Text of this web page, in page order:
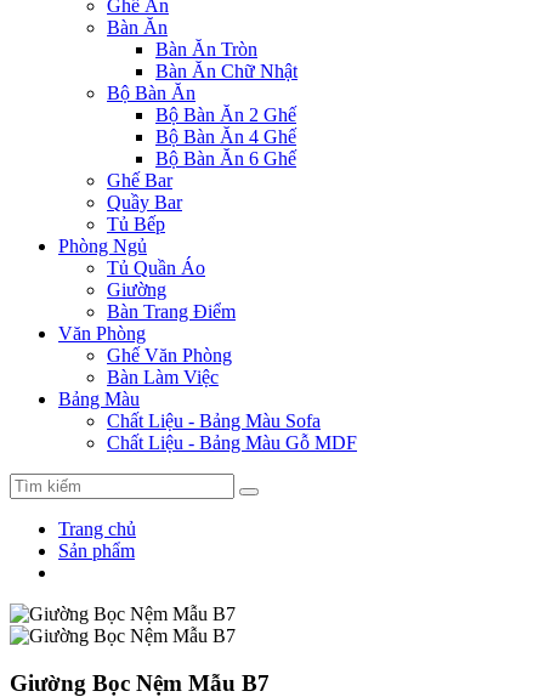
Ghế Ăn
Bàn Ăn
Bàn Ăn Tròn
Bàn Ăn Chữ Nhật
Bộ Bàn Ăn
Bộ Bàn Ăn 2 Ghế
Bộ Bàn Ăn 4 Ghế
Bộ Bàn Ăn 6 Ghế
Ghế Bar
Quầy Bar
Tủ Bếp
Phòng Ngủ
Tủ Quần Áo
Giường
Bàn Trang Điểm
Văn Phòng
Ghế Văn Phòng
Bàn Làm Việc
Bảng Màu
Chất Liệu - Bảng Màu Sofa
Chất Liệu - Bảng Màu Gỗ MDF
Trang chủ
Sản phẩm
Giường Bọc Nệm Mẫu B7